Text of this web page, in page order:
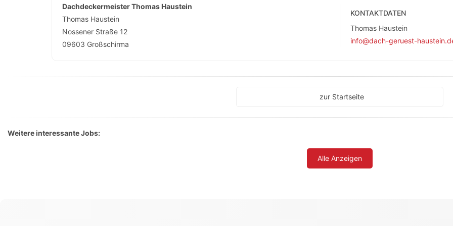
Dachdeckermeister Thomas Haustein
Thomas Haustein
Nossener Straße 12
09603 Großschirma
KONTAKTDATEN
Thomas Haustein
info@dach-geruest-
zur Startseite
Weitere interessante Jobs:
Alle Anzeigen